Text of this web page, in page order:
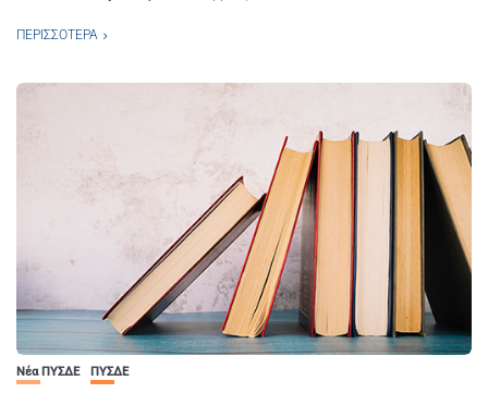
ΠΕΡΙΣΣΌΤΕΡΑ
Νέα ΠΥΣΔΕ ΠΥΣΔΕ